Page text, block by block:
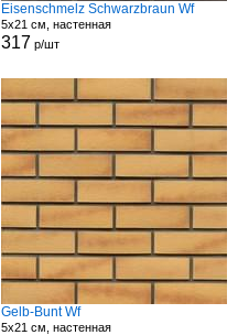
Eisenschmelz Schwarzbraun Wf
5x21 см, настенная
317 р/шт
Gelb-Bunt Wf
5x21 см, настенная